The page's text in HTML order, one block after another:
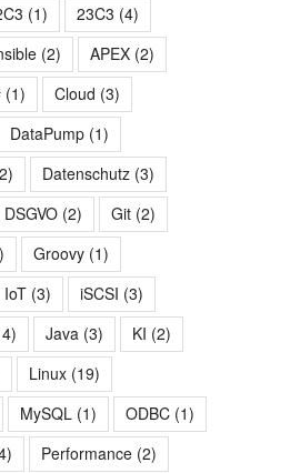
(1) 23C3 (4)
(2) APEX (2)
(1) Cloud (3)
DataPump (1)
Datenschutz (3)
DSGVO (2) Git (2)
Groovy (1)
IoT (3) iSCSI (3)
Java (3) KI (2)
Linux (19)
MySQL (1) ODBC (1)
Performance (2)